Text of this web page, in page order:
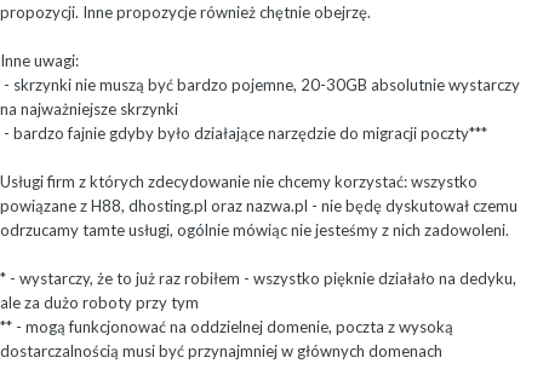
propozycji. Inne propozycje również chętnie obejrzę.
Inne uwagi:
- skrzynki nie muszą być bardzo pojemne, 20-30GB absolutnie wystarczy
na najważniejsze skrzynki
- bardzo fajnie gdyby było działające narzędzie do migracji poczty***
Usługi firm z których zdecydowanie nie chcemy korzystać: wszystko
powiązane z H88, dhosting.pl oraz nazwa.pl - nie będę dyskutował czemu
odrzucamy tamte usługi, ogólnie mówiąc nie jesteśmy z nich zadowoleni.
* - wystarczy, że to już raz robiłem - wszystko pięknie działało na dedyku,
ale za dużo roboty przy tym
** - mogą funkcjonować na oddzielnej domenie, poczta z wysoką
dostarczalnością musi być przynajmniej w głównych domenach